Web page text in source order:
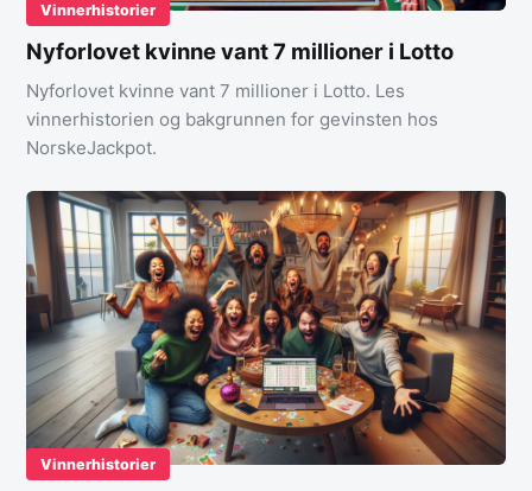
Vinnerhistorier
Nyforlovet kvinne vant 7 millioner i Lotto
Nyforlovet kvinne vant 7 millioner i Lotto. Les
vinnerhistorien og bakgrunnen for gevinsten hos
NorskeJackpot.
Vinnerhistorier